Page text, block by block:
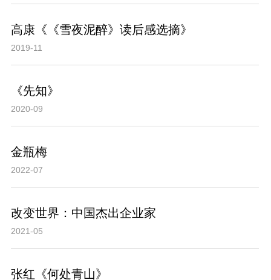
高康《《雪夜泥醉》读后感选摘》
2019-11
《先知》
2020-09
金瓶梅
2022-07
改变世界：中国杰出企业家
2021-05
张红《何处青山》